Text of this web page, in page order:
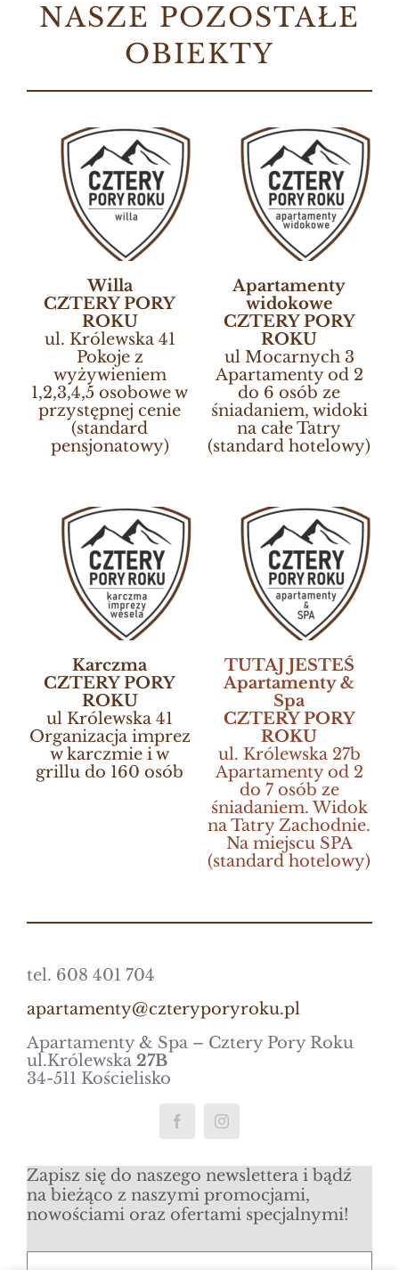
NASZE POZOSTAŁE
OBIEKTY
Willa
CZTERY PORY
ROKU
ul. Królewska 41
Pokoje z
wyżywieniem
1,2,3,4,5 osobowe w
przystępnej cenie
(standard
pensjonatowy)
Apartamenty
widokowe
CZTERY PORY
ROKU
ul Mocarnych 3
Apartamenty od 2
do 6 osób ze
śniadaniem, widoki
na całe Tatry
(standard hotelowy)
Karczma
CZTERY PORY
ROKU
ul Królewska 41
Organizacja imprez
w karczmie i w
grillu do 160 osób
TUTAJ JESTEŚ
Apartamenty &
Spa
CZTERY PORY
ROKU
ul. Królewska 27b
Apartamenty od 2
do 7 osób ze
śniadaniem. Widok
na Tatry Zachodnie.
Na miejscu SPA
(standard hotelowy)
tel. 608 401 704
apartamenty@czteryporyroku.pl
Apartamenty & Spa – Cztery Pory Roku
ul.Królewska 27B
34-511 Kościelisko
Zapisz się do naszego newslettera i bądź
na bieżąco z naszymi promocjami,
nowościami oraz ofertami specjalnymi!